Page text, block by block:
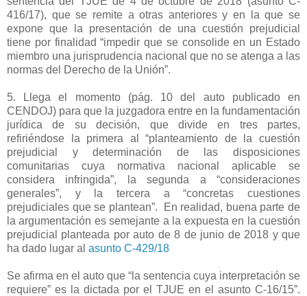
416/17), que se remite a otras anteriores y en la que se
expone que la presentación de una cuestión prejudicial
tiene por finalidad “impedir que se consolide en un Estado
miembro una jurisprudencia nacional que no se atenga a las
normas del Derecho de la Unión”.
5. Llega el momento (pág. 10 del auto publicado en
CENDOJ) para que la juzgadora entre en la fundamentación
jurídica de su decisión, que divide en tres partes,
refiriéndose la primera al “planteamiento de la cuestión
prejudicial y determinación de las disposiciones
comunitarias cuya normativa nacional aplicable se
considera infringida”, la segunda a “consideraciones
generales”, y la tercera a “concretas cuestiones
prejudiciales que se plantean”.
En realidad, buena parte de
la argumentación es semejante a la expuesta en la cuestión
prejudicial planteada por auto de 8 de junio de 2018 y que
ha dado lugar al asunto C-429/18
Se afirma en el auto que “la sentencia cuya interpretación se
requiere” es la dictada por el TJUE en el asunto C-16/15”.